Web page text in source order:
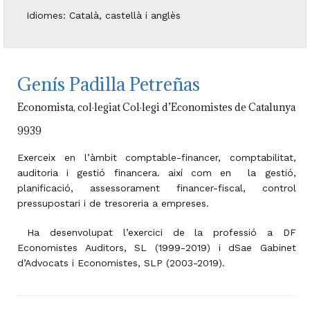
Idiomes: Català, castellà i anglès
Genís Padilla Petreñas
Economista, col·legiat Col·legi d’Economistes de Catalunya
9939
Exerceix en l’àmbit comptable-financer, comptabilitat,
auditoria i gestió financera. així com en
la gestió,
planificació, assessorament financer-fiscal, control
pressupostari i de tresoreria a empreses.
Ha desenvolupat l’exercici de la professió a DF
Economistes Auditors, SL (1999-2019) i dSae Gabinet
d’Advocats i Economistes, SLP (2003-2019).